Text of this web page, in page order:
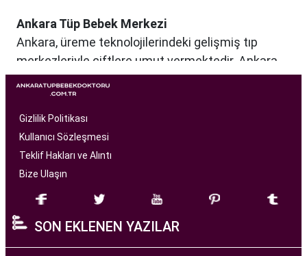
Ankara Tüp Bebek Merkezi
Ankara, üreme teknolojilerindeki gelişmiş tıp
merkezleriyle çiftlere umut vermektedir. Ankara
Tüp Bebek Merkezi, kısırlık sorunu yaşayan
çiftlere profesyonel ve bireysel bir yaklaşımla
hizmet sunan bir sağlık kuruluşudur. Modern
tıbbın son teknolojilerini kullanarak, çiftlere
başarılı tüp bebek tedavileri sunmayı amaçlar.
bir ekip tarafından yönetilmektedir. Burada görev
alan tıp profesyonelleri, çiftlere kişiselleştirilmiş
tedavi planları sunarak, her çiftin özel durumunu
Gizlilik Politikası
Kullanıcı Sözleşmesi
Teklif Hakları ve Alıntı
Bize Ulaşın
SON EKLENEN YAZILAR